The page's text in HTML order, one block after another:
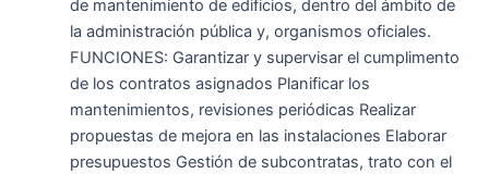
de mantenimiento de edificios, dentro del ámbito de
la administración pública y, organismos oficiales.
FUNCIONES: Garantizar y supervisar el cumplimento
de los contratos asignados Planificar los
mantenimientos, revisiones periódicas Realizar
propuestas de mejora en las instalaciones Elaborar
presupuestos Gestión de subcontratas, trato con el